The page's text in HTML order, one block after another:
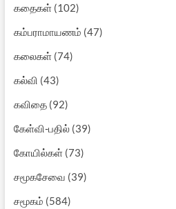
கதைகள்(102)
கம்பராமாயணம் (47)
கலைகள்(74)
கல்வி (43)
கவிதை(92)
கேள்வி-பதில்(39)
கோயில்கள்(73)
சமூகசேவை (39)
சமூகம் (584)